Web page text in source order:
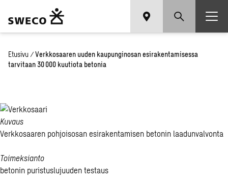
Etusivu / Verkkosaaren uuden kaupunginosan esirakentamisessa
tarvitaan 30 000 kuutiota betonia
Kuvaus
Verkkosaaren pohjoisosan esirakentamisen betonin laadunvalvonta
Toimeksianto
betonin puristuslujuuden testaus